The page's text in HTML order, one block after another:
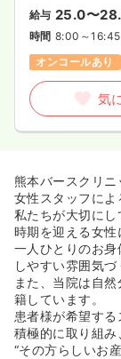
給与 25.0〜
時間 8:00～16:45
オンコールあり
気
熊本バースクリ
女性スタッフによ
私たちが大切に
時期を迎える女性
一人ひとりのお
しやすい雰囲気づ
また、当院は自
籍しています。
患者様が希望す
積極的に取り組み
“その方らしいお